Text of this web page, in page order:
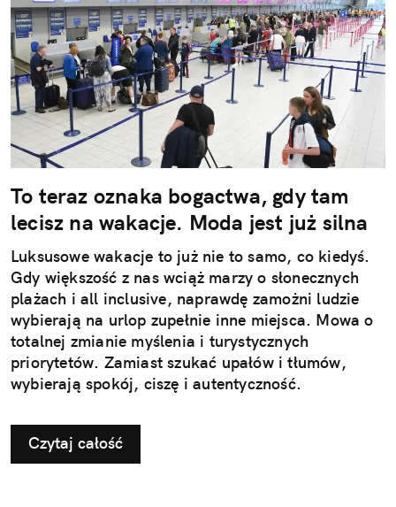
To teraz oznaka bogactwa, gdy tam
lecisz na wakacje. Moda jest już silna
Luksusowe wakacje to już nie to samo, co kiedyś.
Gdy większość z nas wciąż marzy o słonecznych
plażach i all inclusive, naprawdę zamożni ludzie
wybierają na urlop zupełnie inne miejsca. Mowa o
totalnej zmianie myślenia i turystycznych
priorytetów. Zamiast szukać upałów i tłumów,
wybierają spokój, ciszę i autentyczność.
Czytaj całość